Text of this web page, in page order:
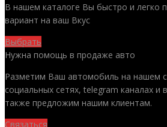
В нашем каталоге Вы быстро и легко
вариант на ваш Вкус
Выбрать
Нужна помощь в продаже авто
Разметим Ваш автомобиль на нашем
социальных сетях, telegram каналах и
также предложим нашим клиентам.
Связаться